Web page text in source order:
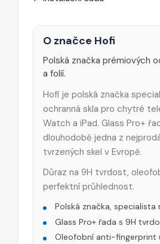
O značce Hofi
Polská značka prémiových
a folií.
Hofi je polská značka
ochranná skla pro chytré
Watch a iPad. Glass Pro+
dlouhodobě jedna z
tvrzených skel v Evropě.
Důraz na 9H tvrdost,
perfektní průhlednost.
Polská značka, specialista
Glass Pro+ řada s 9H
Oleofobní anti-fingerprint